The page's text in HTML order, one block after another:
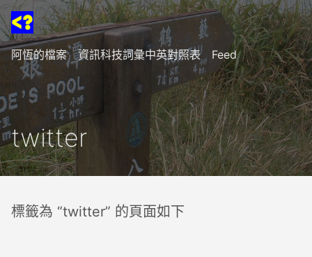
阿恆的檔案 資訊科技詞彙中英對照表 Feed
twitter
標籤為 “twitter” 的頁面如下